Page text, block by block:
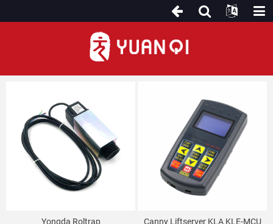
Yongda Roltrap
Canny Liftserver KLA KLE-MCU